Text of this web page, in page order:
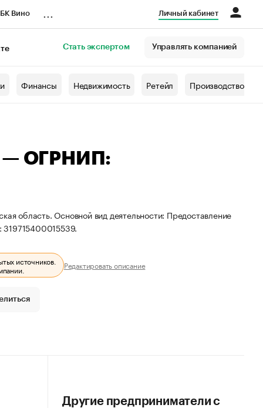
Вино Личный кабинет
Стать экспертом Управлять компанией
Финансы Недвижимость Ретейл Производство
— ОГРНИП:
область. Основной вид деятельности: Предоставление
источников.
Редактировать описание
Другие предприниматели с